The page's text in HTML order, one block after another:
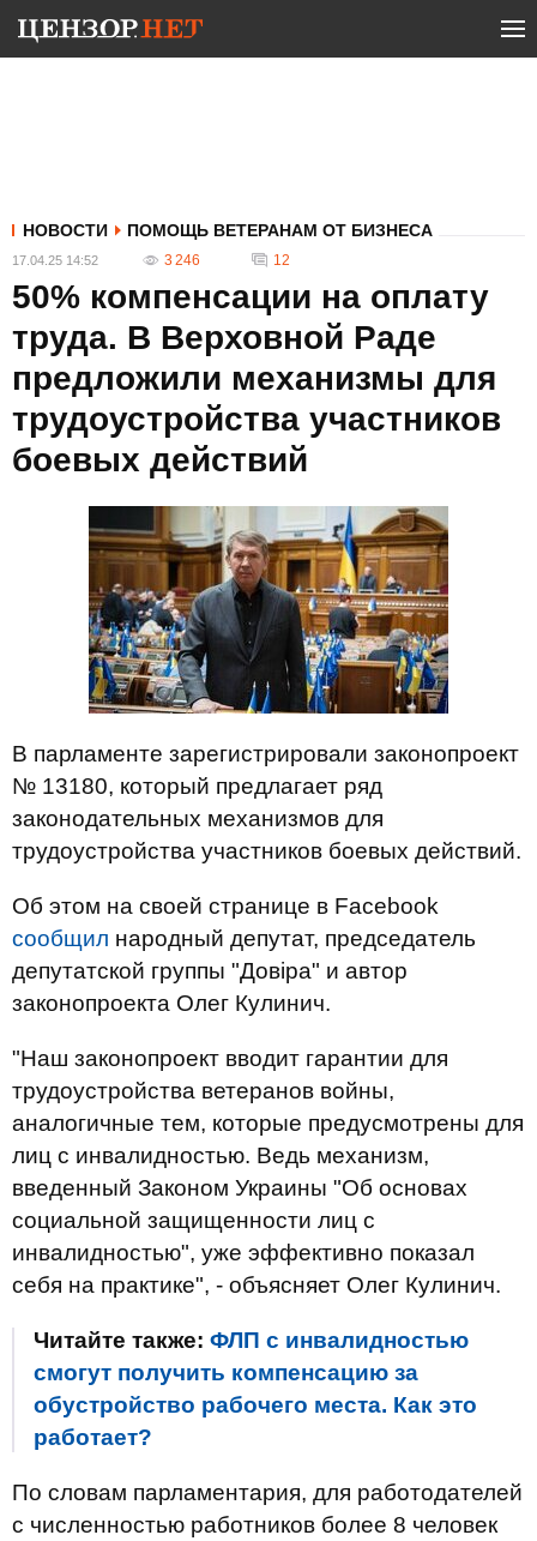
НОВОСТИ ПОМОЩЬ ВЕТЕРАНАМ ОТ БИЗНЕСА
17.04.25 14:52 3 246 12
50% компенсации на оплату
труда. В Верховной Раде
предложили механизмы для
трудоустройства участников
боевых действий
В парламенте зарегистрировали законопроект
№ 13180, который предлагает ряд
законодательных механизмов для
трудоустройства участников боевых действий.
Об этом на своей странице в Facebook
сообщил народный депутат, председатель
депутатской группы "Довіра" и автор
законопроекта Олег Кулинич.
"Наш законопроект вводит гарантии для
трудоустройства ветеранов войны,
аналогичные тем, которые предусмотрены для
лиц с инвалидностью. Ведь механизм,
введенный Законом Украины "Об основах
социальной защищенности лиц с
инвалидностью", уже эффективно показал
себя на практике", - объясняет Олег Кулинич.
Читайте также: ФЛП с инвалидностью
смогут получить компенсацию за
обустройство рабочего места. Как это
работает?
По словам парламентария, для работодателей
с численностью работников более 8 человек